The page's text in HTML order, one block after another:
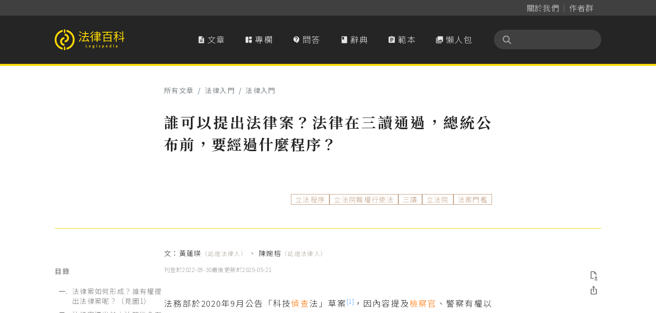
關於我們 作者群
法律百科 Legispedia  文章  專欄  問答  辭典  範本  懶人包
所有文章 / 法律入門 / 法律入門
誰可以提出法律案？法律在三讀通過，總統公
布前，要經過什麼程序？
立法程序 立法院職權行使法 三讀 立法院 法案門檻
目錄
法律案如何形成？誰有權提
出法律案呢？（見圖1）
文： 黃蓮瑛 （認證法律人） 、 陳婉榕 （認證法律人）
刊登於2022-09-30最後更新於2025-05-21
法務部於2020年9月公告「科技偵查法」草案 [1] ，因內容提及檢察官 、警察有權以

